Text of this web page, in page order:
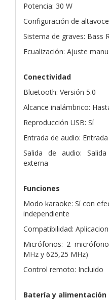
Potencia: 30 W
Configuración de
Sistema de graves: Bass
Ecualización: Ajuste
Conectividad
Bluetooth: Versión 5.0
Alcance inalámbrico:
Reproducción USB: Sí
Entrada de audio:
Salida de audio:
externa
Funciones
Modo karaoke: Sí con
independiente
Compatibilidad:
Micrófonos: 2
MHz y 625,25 MHz)
Control remoto: Incluido
Batería y alimentación